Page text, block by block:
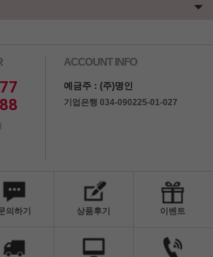
ACCOUNT INFO
예금주 : (주)명인
기업은행 034-090225-01-027
의하기 상품후기 이벤트